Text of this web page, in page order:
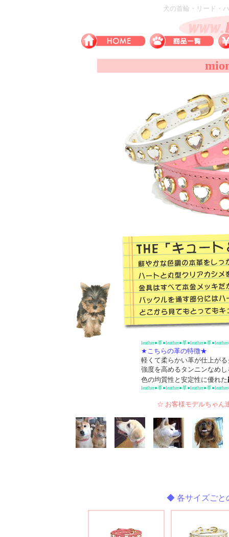
犬の首輪・リード・
leather●革●leather●革●leather●革
★こちらの革の特徴★
軽くて柔らかい革が仕上が
強度を高めるタンニンなめ
色の均質性と安定性に優れた
leather●革●leather●革●leather●革
☆ お客様モデルちゃん
◆ 各サイズごと